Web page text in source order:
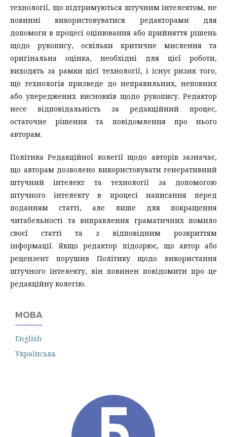
технології, що підтримуються штучним інтелектом, не
повинні використовуватися редакторами для
допомоги в процесі оцінювання або прийняття рішень
щодо рукопису, оскільки критичне мислення та
оригінальна оцінка, необхідні для цієї роботи,
виходять за рамки цієї технології, і існує ризик того,
що технологія призведе до неправильних, неповних
або упереджених висновків щодо рукопису. Редактор
несе відповідальність за редакційний процес,
остаточне рішення та повідомлення про нього
авторам.
Політика Редакційної колегії щодо авторів зазначає,
що авторам дозволено використовувати генеративний
штучний інтелект та технології за допомогою
штучного інтелекту в процесі написання перед
поданням статті, але лише для покращення
читабельності та виправлення граматичних помило
своєї статті та з відповідним розкриттям
інформації. Якщо редактор підозрює, що автор або
рецензент порушив Політику щодо використання
штучного інтелекту, він повинен повідомити про це
редакційну колегію.
МОВА
English
Українська